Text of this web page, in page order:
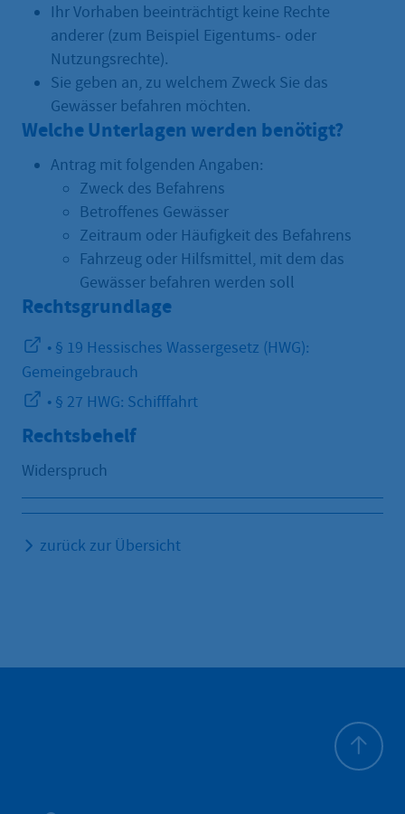
Ihr Vorhaben beeinträchtigt keine Rechte
anderer (zum Beispiel Eigentums‑ oder
Nutzungsrechte).
Sie geben an, zu welchem Zweck Sie das
Gewässer befahren möchten.
Welche Unterlagen werden benötigt?
Antrag mit folgenden Angaben:
Zweck des Befahrens
Betroffenes Gewässer
Zeitraum oder Häufigkeit des Befahrens
Fahrzeug oder Hilfsmittel, mit dem das
Gewässer befahren werden soll
Rechtsgrundlage
• § 19 Hessisches Wassergesetz (HWG):
Gemeingebrauch
• § 27 HWG: Schifffahrt
Rechtsbehelf
Widerspruch
zurück zur Übersicht